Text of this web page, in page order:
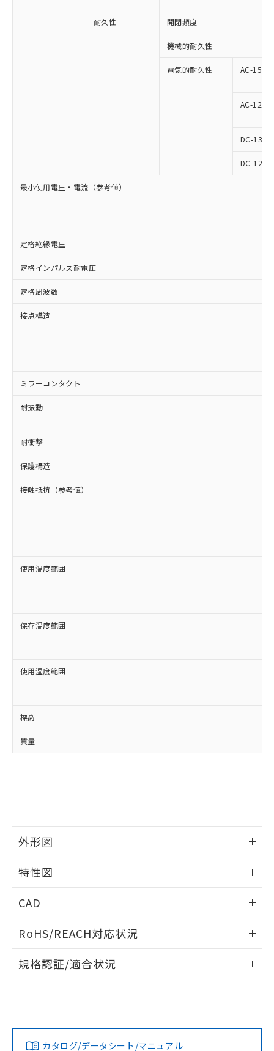
耐久性 開閉頻度
機械的耐久性
電気的耐久性 AC-15
AC-12
DC-13
DC-12
最小使用電圧・電流（参考値）
定格絶縁電圧
定格インパルス耐電圧
定格周波数
接点構造
ミラーコンタクト
耐振動
耐衝撃
保護構造
接触抵抗（参考値）
使用温度範囲
保存温度範囲
使用湿度範囲
標高
質量
外形図
外形図
特性図
電気的耐久性曲線
CAD
ドすることができます。
ログイン/会員登録
ダウンロードデータをご利用いただく前に、以下を必ずお読
みください。
RoHS/REACH対応状況
EU RoHS 注意事項・凡例
対応済み
規格認証/適合状況
カタログ/データシート/マニュアル